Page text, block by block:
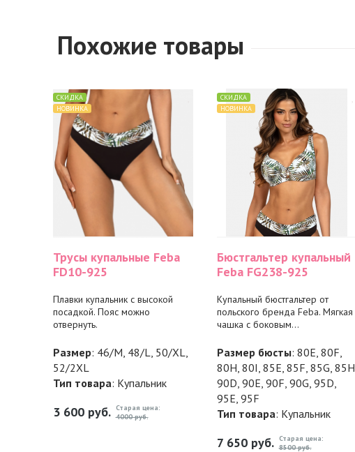
Похожие товары
СКИДКА
НОВИНКА
Трусы купальные Feba
FD10-925
Плавки купальник с высокой
посадкой. Пояс можно
отвернуть.
Размер: 46/M, 48/L, 50/XL,
52/2XL
Тип товара: Купальник
3 600руб. Старая цена:
4000 руб.
СКИДКА
НОВИНКА
Бюстгальтер купальный
Feba FG238-925
Купальный бюстгальтер от
польского бренда Feba. Мягкая
чашка с боковым...
Размер бюсты: 80E, 80F,
80H, 80I, 85E, 85F, 85G, 85H,
90D, 90E, 90F, 90G, 95D,
95E, 95F
Тип товара: Купальник
7 650руб. Старая цена:
8500 руб.